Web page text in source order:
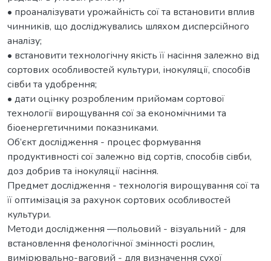
• проаналізувати урожайність сої та встановити вплив
чинників, що досліджувались шляхом дисперсійного
аналізу;
• встановити технологічну якість її насіння залежно від
сортових особливостей культури, інокуляції, способів
сівби та удобрення;
• дати оцінку розробленим прийомам сортової
технології вирощування сої за економічними та
біоенергетичними показниками.
Об’єкт дослідження - процес формування
продуктивності сої залежно від сортів, способів сівби,
доз добрив та інокуляції насіння.
Предмет дослідження - технологія вирощування сої та
її оптимізація за рахунок сортових особливостей
культури.
Методи дослідження —польовий - візуальний - для
встановлення фенологічної змінності рослин,
вимірювально-ваговий - для визначення сухої